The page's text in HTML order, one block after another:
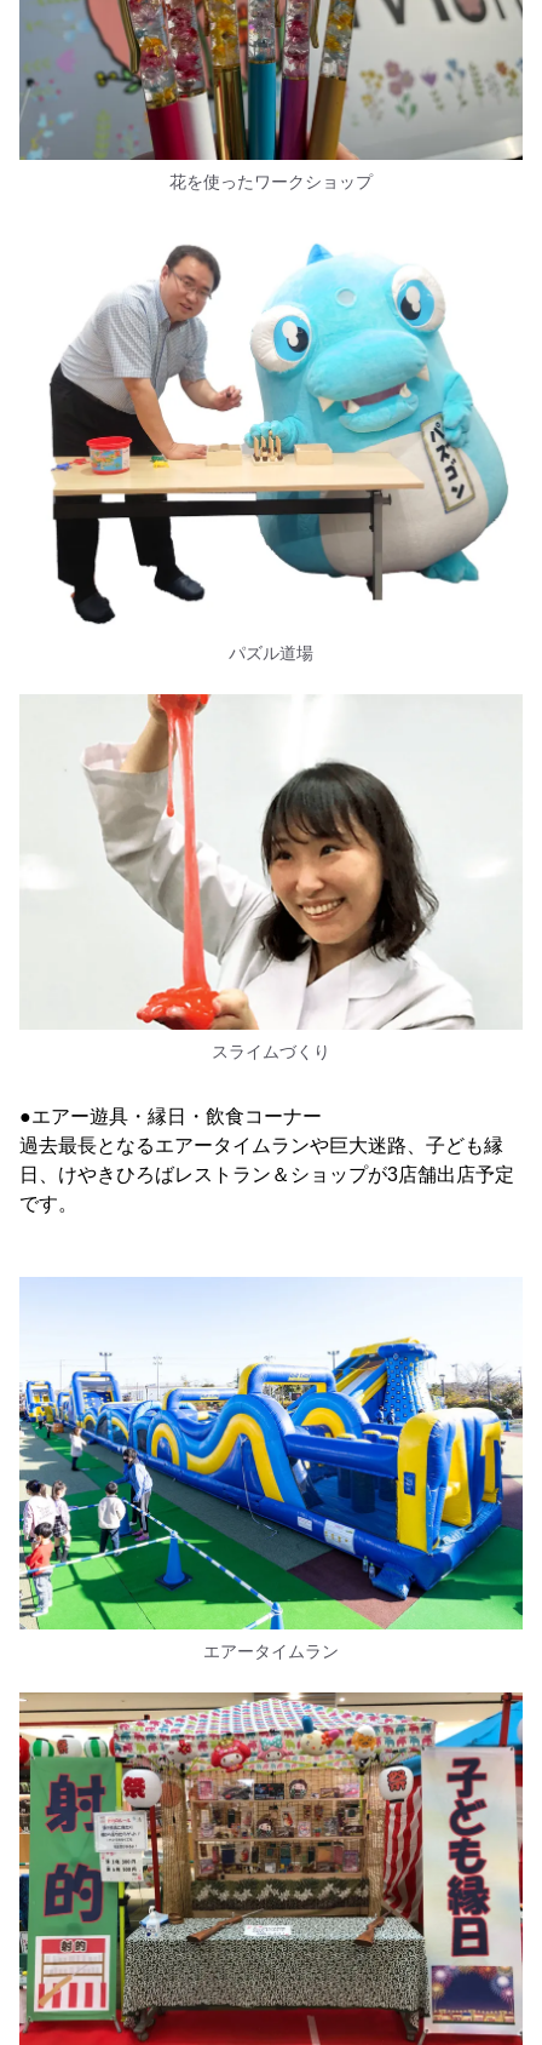
花を使ったワークショップ
パズル道場
スライムづくり
●エアー遊具・縁日・飲食コーナー
過去最長となるエアータイムランや巨大迷路、子ども縁
日、けやきひろばレストラン＆ショップが3店舗出店予定
です。
エアータイムラン